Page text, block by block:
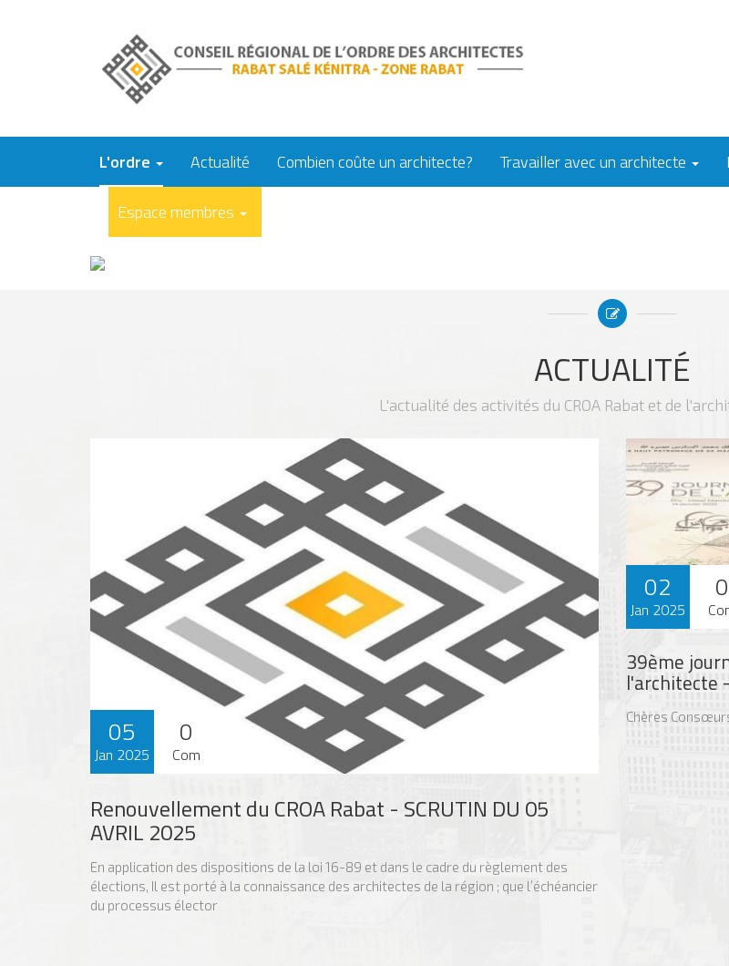
L'ordre Actualité Combien coûte un architecte? Travailler avec un architecte
Espace membres
ACTUALITÉ
L'actualité des activités du CROA Rabat et de
05
Jan 2025
0
Com
Renouvellement du CROA Rabat - SCRUTIN DU 05
AVRIL 2025
En application des dispositions de la loi 16-89 et dans le cadre du règlement des
élections, Il est porté à la connaissance des architectes de la région ; que l’échéancier
du processus élector
02
Jan 2025
0
39ème
l'architecte
Chères